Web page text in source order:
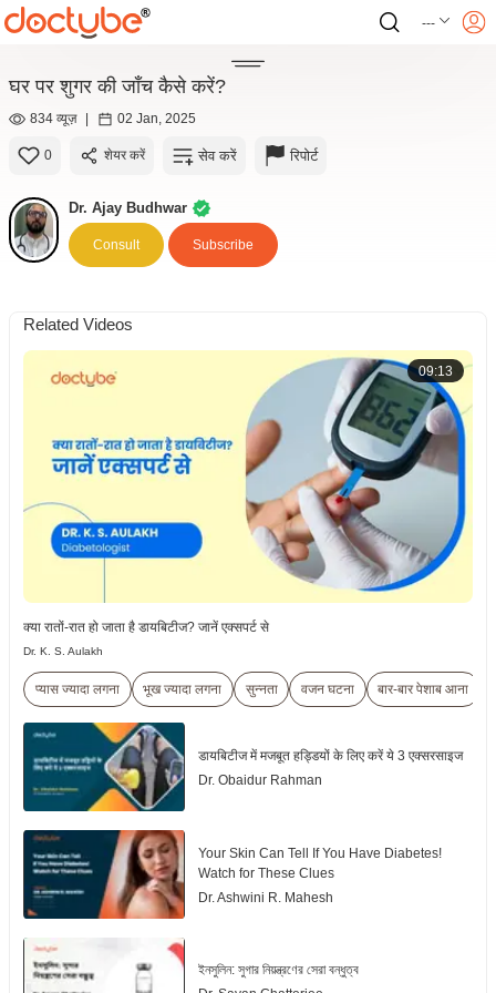
---
घर पर शुगर की जाँच कैसे करें?
834 व्यूज़ | 02 Jan, 2025
0 शेयर करें सेव करें रिपोर्ट
Dr. Ajay Budhwar
Consult Subscribe
Related Videos
09:13
क्या रातों-रात हो जाता है डायबिटीज? जानें एक्सपर्ट से
Dr. K. S. Aulakh
प्यास ज्यादा लगना भूख ज्यादा लगना सुन्नता वजन घटना बार-बार पेशाब आना
डायबिटीज में मजबूत हड्डियों के लिए करें ये 3 एक्सरसाइज
Dr. Obaidur Rahman
Your Skin Can Tell If You Have Diabetes!
Watch for These Clues
Dr. Ashwini R. Mahesh
ইনসুলিন: সুগার নিয়ন্ত্রণের সেরা বন্ধুত্ব